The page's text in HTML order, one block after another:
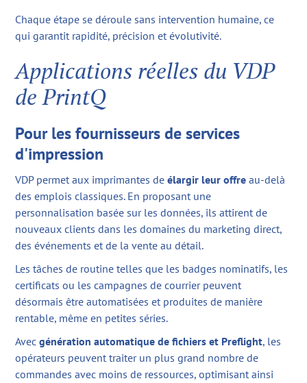
Chaque étape se déroule sans intervention humaine, ce
qui garantit rapidité, précision et évolutivité.
Applications réelles du VDP
de PrintQ
Pour les fournisseurs de services
d'impression
VDP permet aux imprimantes deélargir leur offre au-delà
des emplois classiques. En proposant une
personnalisation basée sur les données, ils attirent de
nouveaux clients dans les domaines du marketing direct,
des événements et de la vente au détail.
Les tâches de routine telles que les badges nominatifs, les
certificats ou les campagnes de courrier peuvent
désormais être automatisées et produites de manière
rentable, même en petites séries.
Avecgénération automatique de fichiers et Preflight, les
opérateurs peuvent traiter un plus grand nombre de
commandes avec moins de ressources, optimisant ainsi